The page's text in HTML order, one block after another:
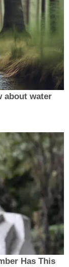
about water
Has This